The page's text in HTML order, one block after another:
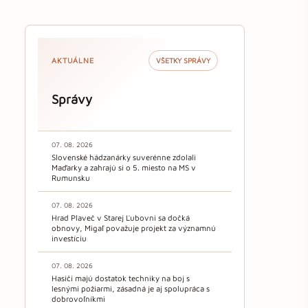
AKTUÁLNE VŠETKY SPRÁVY
Správy
07. 08. 2026
Slovenské hádzanárky suverénne zdolali
Maďarky a zahrajú si o 5. miesto na MS v
Rumunsku
07. 08. 2026
Hrad Plaveč v Starej Ľubovni sa dočká
obnovy, Migaľ považuje projekt za významnú
investíciu
07. 08. 2026
Hasiči majú dostatok techniky na boj s
lesnými požiarmi, zásadná je aj spolupráca s
dobrovoľníkmi